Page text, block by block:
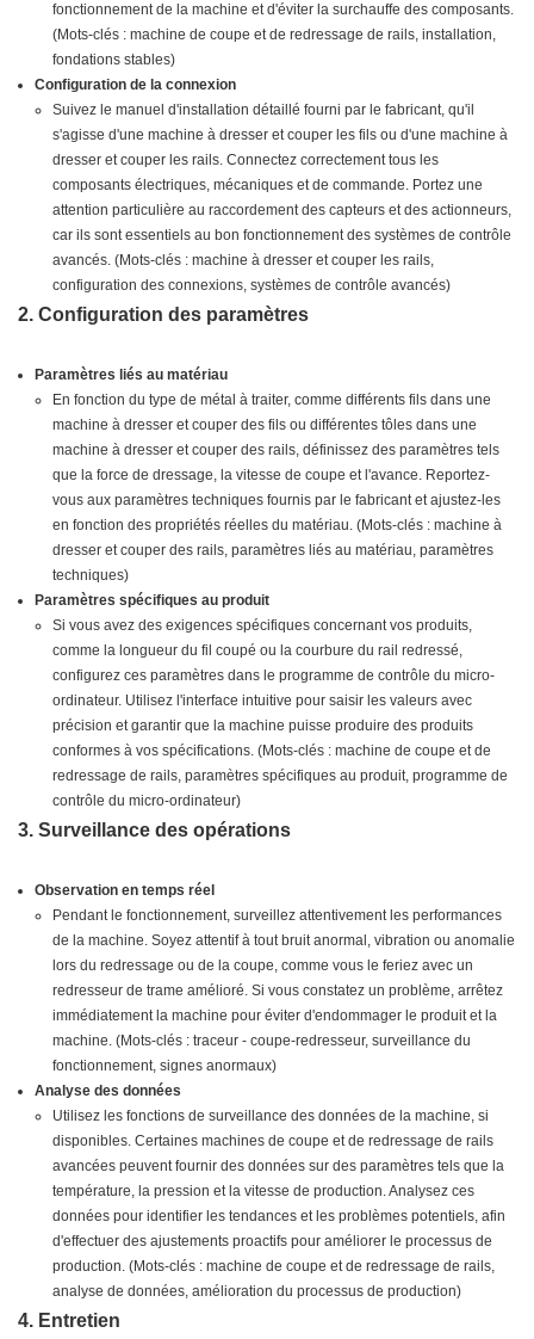
fonctionnement de la machine et d'éviter la surchauffe des composants.
(Mots-clés : machine de coupe et de redressage de rails, installation,
fondations stables)
Configuration de la connexion
Suivez le manuel d'installation détaillé fourni par le fabricant, qu'il
s'agisse d'une machine à dresser et couper les fils ou d'une machine à
dresser et couper les rails. Connectez correctement tous les
composants électriques, mécaniques et de commande. Portez une
attention particulière au raccordement des capteurs et des actionneurs,
car ils sont essentiels au bon fonctionnement des systèmes de contrôle
avancés. (Mots-clés : machine à dresser et couper les rails,
configuration des connexions, systèmes de contrôle avancés)
2. Configuration des paramètres
Paramètres liés au matériau
En fonction du type de métal à traiter, comme différents fils dans une
machine à dresser et couper des fils ou différentes tôles dans une
machine à dresser et couper des rails, définissez des paramètres tels
que la force de dressage, la vitesse de coupe et l'avance. Reportez-
vous aux paramètres techniques fournis par le fabricant et ajustez-les
en fonction des propriétés réelles du matériau. (Mots-clés : machine à
dresser et couper des rails, paramètres liés au matériau, paramètres
techniques)
Paramètres spécifiques au produit
Si vous avez des exigences spécifiques concernant vos produits,
comme la longueur du fil coupé ou la courbure du rail redressé,
configurez ces paramètres dans le programme de contrôle du micro-
ordinateur. Utilisez l'interface intuitive pour saisir les valeurs avec
précision et garantir que la machine puisse produire des produits
conformes à vos spécifications. (Mots-clés : machine de coupe et de
redressage de rails, paramètres spécifiques au produit, programme de
contrôle du micro-ordinateur)
3. Surveillance des opérations
Observation en temps réel
Pendant le fonctionnement, surveillez attentivement les performances
de la machine. Soyez attentif à tout bruit anormal, vibration ou anomalie
lors du redressage ou de la coupe, comme vous le feriez avec un
redresseur de trame amélioré. Si vous constatez un problème, arrêtez
immédiatement la machine pour éviter d'endommager le produit et la
machine. (Mots-clés : traceur - coupe-redresseur, surveillance du
fonctionnement, signes anormaux)
Analyse des données
Utilisez les fonctions de surveillance des données de la machine, si
disponibles. Certaines machines de coupe et de redressage de rails
avancées peuvent fournir des données sur des paramètres tels que la
température, la pression et la vitesse de production. Analysez ces
données pour identifier les tendances et les problèmes potentiels, afin
d'effectuer des ajustements proactifs pour améliorer le processus de
production. (Mots-clés : machine de coupe et de redressage de rails,
analyse de données, amélioration du processus de production)
4. Entretien